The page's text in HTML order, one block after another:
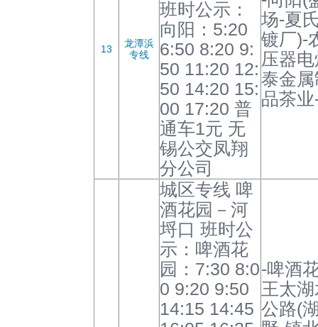
13
龙潭浜
专线
班时公示：
向阳：5:20
6:50 8:20 9:
50 11:20 12:
50 14:20 15:
00 17:20 普
通车1元 无
锡公交凤翔
分公司
场-夏
镀厂)-
压器
泰金
品茶
城区专线 啤
酒花园－河
埒口 班时公
示：啤酒花
园：7:30 8:0
0 9:20 9:50
14:15 14:45
-啤酒
王太
公路(